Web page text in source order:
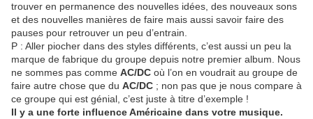
trouver en permanence des nouvelles idées, des nouveaux sons
et des nouvelles manières de faire mais aussi savoir faire des
pauses pour retrouver un peu d’entrain.
P : Aller piocher dans des styles différents, c’est aussi un peu la
marque de fabrique du groupe depuis notre premier album. Nous
ne sommes pas comme AC/DC où l’on en voudrait au groupe de
faire autre chose que du AC/DC ; non pas que je nous compare à
ce groupe qui est génial, c’est juste à titre d’exemple !
Il y a une forte influence Américaine dans votre musique.